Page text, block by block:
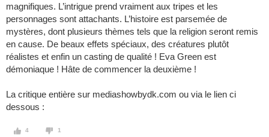
magnifiques. L’intrigue prend vraiment aux tripes et les
personnages sont attachants. L’histoire est parsemée de
mystères, dont plusieurs thèmes tels que la religion seront remis
en cause. De beaux effets spéciaux, des créatures plutôt
réalistes et enfin un casting de qualité ! Eva Green est
démoniaque ! Hâte de commencer la deuxième !
La critique entière sur mediashowbydk.com ou via le lien ci
dessous :
4 1